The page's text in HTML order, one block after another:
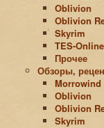
Oblivion
Oblivion
Skyrim
TES-Online
Прочее
Обзоры,
Morrowind
Oblivion
Oblivion
Skyrim